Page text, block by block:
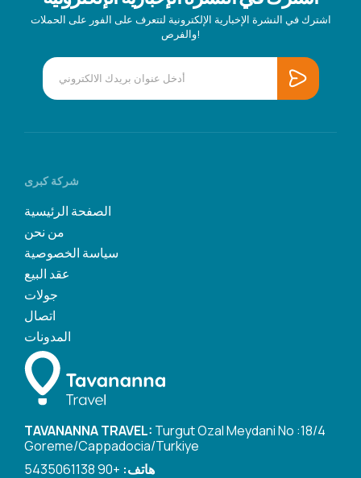
اشترك في النشرة الإخبارية الإلكترونية لتتعرف على الفور على الحملات
والفرص!
شركة كبرى
الصفحة الرئيسية
من نحن
سياسة الخصوصية
عقد البيع
جولات
اتصال
المدونات
TAVANANNA TRAVEL: Turgut Ozal Meydani No :18/4
Goreme/Cappadocia/Turkiye
هاتف: +90 5435061138